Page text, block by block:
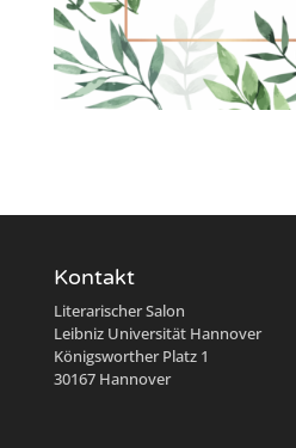
Kontakt
Literarischer Salon
Leibniz Universität Hannover
Königsworther Platz 1
30167 Hannover